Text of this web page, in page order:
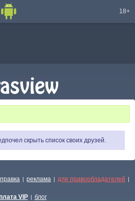
18+
скрыть список своих друзей.
| реклама | для правообладателей |
VIP | блог